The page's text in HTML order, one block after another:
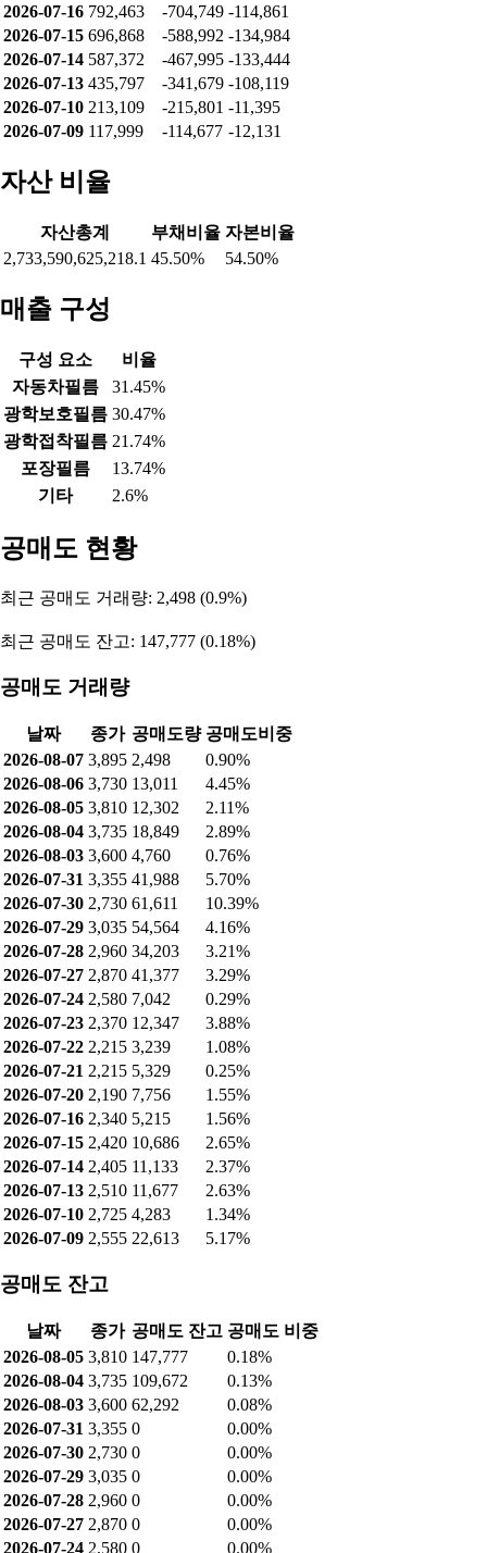
2026-07-16 792,463 -704,749 -114,861
2026-07-15 696,868 -588,992 -134,984
2026-07-14 587,372 -467,995 -133,444
2026-07-13 435,797 -341,679 -108,119
2026-07-10 213,109 -215,801 -11,395
2026-07-09 117,999 -114,677 -12,131
자산 비율
자산총계 부채비율 자본비율
2,733,590,625,218.1 45.50% 54.50%
매출 구성
구성 요소
비율
자동차필름
31.45%
광학보호필름 30.47%
광학접착필름 21.74%
포장필름
13.74%
기타
2.6%
공매도 현황
최근 공매도 거래량: 2,498 (0.9%)
최근 공매도 잔고: 147,777 (0.18%)
공매도 거래량
날짜 종가 공매도량 공매도비중
2026-08-07 3,895 2,498
0.90%
2026-08-06 3,730 13,011
4.45%
2026-08-05 3,810 12,302
2.11%
2026-08-04 3,735 18,849
2.89%
2026-08-03 3,600 4,760
0.76%
2026-07-31 3,355 41,988
5.70%
2026-07-30 2,730 61,611
10.39%
2026-07-29 3,035 54,564
4.16%
2026-07-28 2,960 34,203
3.21%
2026-07-27 2,870 41,377
3.29%
2026-07-24 2,580 7,042
0.29%
2026-07-23 2,370 12,347
3.88%
2026-07-22 2,215 3,239
1.08%
2026-07-21 2,215 5,329
0.25%
2026-07-20 2,190 7,756
1.55%
2026-07-16 2,340 5,215
1.56%
2026-07-15 2,420 10,686
2.65%
2026-07-14 2,405 11,133
2.37%
2026-07-13 2,510 11,677
2.63%
2026-07-10 2,725 4,283
1.34%
2026-07-09 2,555 22,613 5.17%
공매도 잔고
날짜 종가 공매도 잔고 공매도 비중
2026-08-05 3,810 147,777
0.18%
2026-08-04 3,735 109,672
0.13%
2026-08-03 3,600 62,292
0.08%
2026-07-31 3,355 0
0.00%
2026-07-30 2,730 0
0.00%
2026-07-29 3,035 0
0.00%
2026-07-28 2,960 0
0.00%
2026-07-27 2,870 0
0.00%
2026-07-24 2,580 0
0.00%